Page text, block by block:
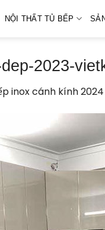
NỘI THẤT TỦ BẾP
2023-
inox cánh kính